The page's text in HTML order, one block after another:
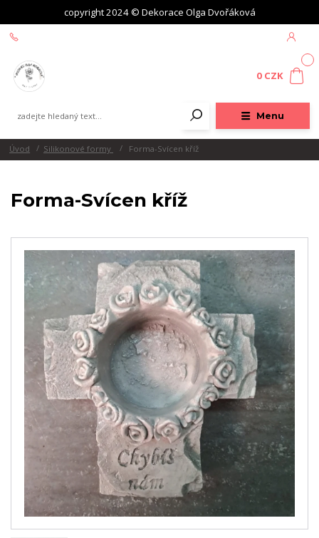
copyright 2024 © Dekorace Olga Dvořáková
Menu
0 CZK
Úvod Silikonové formy Forma-Svícen kříž
Forma-Svícen kříž